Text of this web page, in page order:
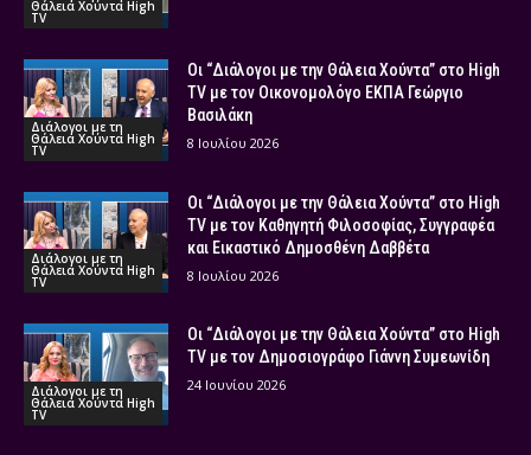
Θάλεια Χούντα High
TV
Διάλογοι με τη
Θάλεια Χούντα High
TV
Οι “Διάλογοι με την Θάλεια Χούντα” στο High
TV με τον Οικονομολόγο ΕΚΠΑ Γεώργιο
Βασιλάκη
8 Ιουλίου 2026
Διάλογοι με τη
Θάλεια Χούντα High
TV
Οι “Διάλογοι με την Θάλεια Χούντα” στο High
TV με τον Καθηγητή Φιλοσοφίας, Συγγραφέα
και Εικαστικό Δημοσθένη Δαββέτα
8 Ιουλίου 2026
Διάλογοι με τη
Θάλεια Χούντα High
TV
Οι “Διάλογοι με την Θάλεια Χούντα” στο High
TV με τον Δημοσιογράφο Γιάννη Συμεωνίδη
24 Ιουνίου 2026